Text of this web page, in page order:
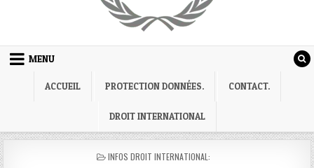
MENU
ACCUEIL PROTECTION DONNÉES. CONTACT.
DROIT INTERNATIONAL
POSTED
INFOS DROIT INTERNATIONAL: